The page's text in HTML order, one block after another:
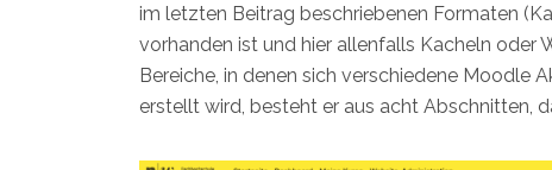
im letzten Beitrag beschriebenen Formaten
vorhanden ist und hier allenfalls Kacheln
Bereiche, in denen sich verschiedene Moodle
erstellt wird, besteht er aus acht Abschnitten,